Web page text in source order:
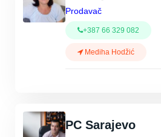
Prodavač
+387 66 329 082
Mediha Hodžić
PC Sarajevo